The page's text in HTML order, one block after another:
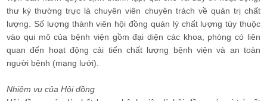
thư ký thường trực là chuyên viên chuyên trách về quản trị chất
lượng. Số lượng thành viên hội đồng quản lý chất lượng tùy thuộc
vào qui mô của bệnh viện gồm đại diện các khoa, phòng có liên
quan đến hoạt động cải tiến chất lượng bệnh viện và an toàn
người bệnh (mạng lưới).
Nhiệm vụ của Hội đồng